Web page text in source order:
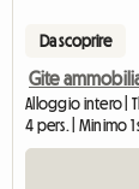
Da scoprire
Gite
Alloggio intero |
4 pers. | Minimo